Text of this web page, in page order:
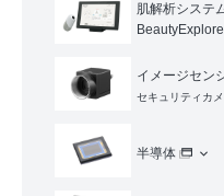
肌解析システ
イメージセン
セキュリティカ
半導体